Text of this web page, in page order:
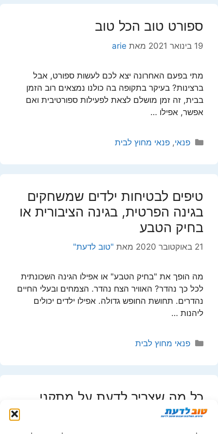
ספורט טוב הכל טוב
19 בינואר 2021 מאת arie
מתי בפעם האחרונה יצא לכם לעשות ספורט, אבל
ברצינות? בעיקר בתקופה בה כולנו נמצאים רוב הזמן
בבית, זה זמן מושלם לצאת לפעילות ספורטיבית ואם
אפשר, אפילו …
קטגוריות
פנאי,פנאי מחוץ לבית
טיפים לבטיחות ילדים שמשחקים
בגינה הפרטית, בגינה הציבורית או
בחיק הטבע
21 באוקטובר 2020 מאת "טוב לדעת"
מה הופך את "בחיק הטבע" או אפילו הגינה השכונתית
לכל כך נהדר? האוויר הצח נהדר. הצמחים ובעלי החיים
נהדרים. תחושת החופש גדולה. אפילו ילדים יכולים
ליהנות …
קטגוריות
פנאי מחוץ לבית
כל מה שצריך לדעת על מתקני
שעשועים לגנים ציבוריים